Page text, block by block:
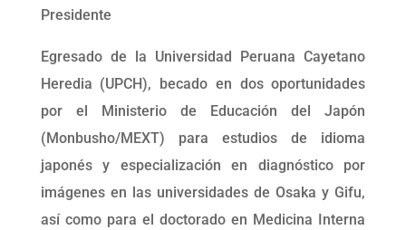
Presidente
Egresado de la Universidad Peruana Cayetano
Heredia (UPCH), becado en dos oportunidades
por el Ministerio de Educación del Japón
(Monbusho/MEXT) para estudios de idioma
japonés y especialización en diagnóstico por
imágenes en las universidades de Osaka y Gifu,
así como para el doctorado en Medicina Interna